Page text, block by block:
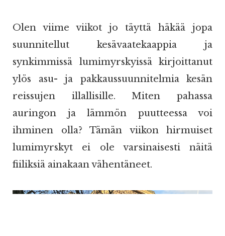
Olen viime viikot jo täyttä häkää jopa
suunnitellut kesävaatekaappia ja
synkimmissä lumimyrskyissä kirjoittanut
ylös asu- ja pakkaussuunnitelmia kesän
reissujen illallisille. Miten pahassa
auringon ja lämmön puutteessa voi
ihminen olla? Tämän viikon hirmuiset
lumimyrskyt ei ole varsinaisesti näitä
fiiliksiä ainakaan vähentäneet.